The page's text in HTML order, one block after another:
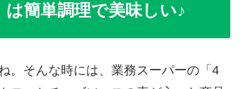
簡単調理で美味しい♪
。そんな時には、業務スーパーの「4